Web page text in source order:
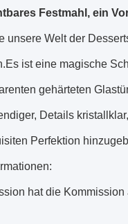
Festmahl, ein
unsere Welt der
ist eine magische
gehärteten
Details
Perfektion
hat die